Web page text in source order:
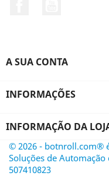
A SUA CONTA
INFORMAÇÕES
INFORMAÇÃO DA
© 2026 - botnroll.com®
Soluções de Automação
507410823